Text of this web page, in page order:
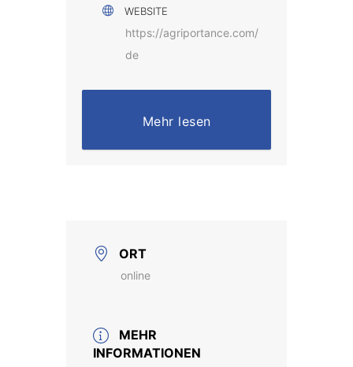
WEBSITE
https://agriportance.com/
de
Mehr lesen
ORT
online
MEHR
INFORMATIONEN